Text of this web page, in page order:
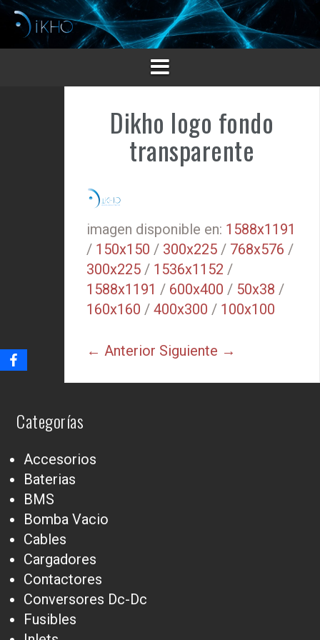
Saltar
contenido
Dikho logo fondo
transparente
imagen disponible en: 1588x1191
/ 150x150 / 300x225/ 768x576 /
300x225/ 1536x1152 /
1588x1191 / 600x400 / 50x38 /
160x160 / 400x300 / 100x100
← Anterior Siguiente →
Categorías
Accesorios
Baterias
BMS
Bomba Vacio
Cables
Cargadores
Contactores
Conversores Dc-Dc
Fusibles